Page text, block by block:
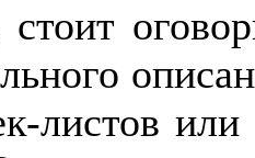
листов